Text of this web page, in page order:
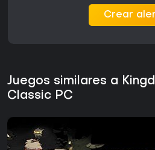
Crear
Juegos similares a
Classic PC